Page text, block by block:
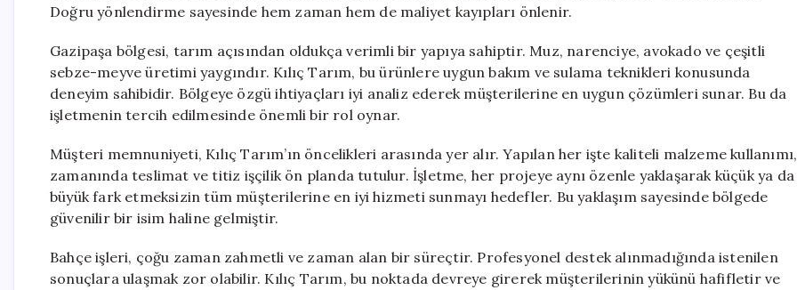
Doğru yönlendirme sayesinde hem zaman hem de maliyet kayıpları önlenir.
Gazipaşa bölgesi, tarım açısından oldukça verimli bir yapıya sahiptir. Muz, narenciye, avokado ve çeşitli
sebze-meyve üretimi yaygındır. Kılıç Tarım, bu ürünlere uygun bakım ve sulama teknikleri konusunda
deneyim sahibidir. Bölgeye özgü ihtiyaçları iyi analiz ederek müşterilerine en uygun çözümleri sunar. Bu da
işletmenin tercih edilmesinde önemli bir rol oynar.
Müşteri memnuniyeti, Kılıç Tarım’ın öncelikleri arasında yer alır. Yapılan her işte kaliteli malzeme kullanımı,
zamanında teslimat ve titiz işçilik ön planda tutulur. İşletme, her projeye aynı özenle yaklaşarak küçük ya da
büyük fark etmeksizin tüm müşterilerine en iyi hizmeti sunmayı hedefler. Bu yaklaşım sayesinde bölgede
güvenilir bir isim haline gelmiştir.
Bahçe işleri, çoğu zaman zahmetli ve zaman alan bir süreçtir. Profesyonel destek alınmadığında istenilen
sonuçlara ulaşmak zor olabilir. Kılıç Tarım, bu noktada devreye girerek müşterilerinin yükünü hafifletir ve